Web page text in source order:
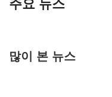
많이 본 뉴스